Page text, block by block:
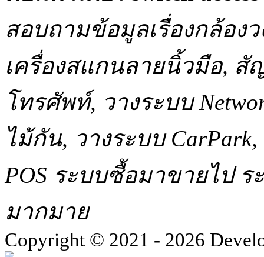
สอบถามข้อมูลเรื่องกล้อง
เครื่องสแกนลายนิ้วมือ,
โทรศัพท์, วางระบบ
ไม้กัน, วางระบบ
POS ระบบซื้อมาขายไป ร
มากมาย
Copyright © 2021 - 2026